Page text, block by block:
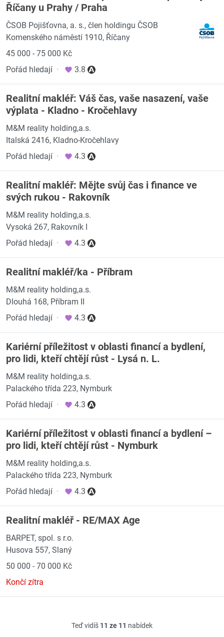
Říčany u Prahy / Praha
ČSOB Pojišťovna, a. s., člen holdingu ČSOB
Komenského náměstí 1910, Říčany
45 000 - 75 000 Kč
Pořád hledají · 3.8
Realitní makléř: Váš čas, vaše nasazení, vaše
výplata - Kladno - Kročehlavy
M&M reality holding,a.s.
Italská 2416, Kladno-Kročehlavy
Pořád hledají · 4.3
Realitní makléř: Mějte svůj čas i finance ve
svých rukou - Rakovník
M&M reality holding,a.s.
Vysoká 267, Rakovník I
Pořád hledají · 4.3
Realitní makléř/ka - Příbram
M&M reality holding,a.s.
Dlouhá 168, Příbram II
Pořád hledají · 4.3
Kariérní příležitost v oblasti financí a bydlení,
pro lidi, kteří chtějí růst - Lysá n. L.
M&M reality holding,a.s.
Palackého třída 223, Nymburk
Pořád hledají · 4.3
Kariérní příležitost v oblasti financí a bydlení –
pro lidi, kteří chtějí růst - Nymburk
M&M reality holding,a.s.
Palackého třída 223, Nymburk
Pořád hledají · 4.3
Realitní makléř - RE/MAX Age
BARPET, spol. s r.o.
Husova 557, Slaný
50 000 - 70 000 Kč
Končí zítra
Teď vidíš 11 ze 11 nabídek